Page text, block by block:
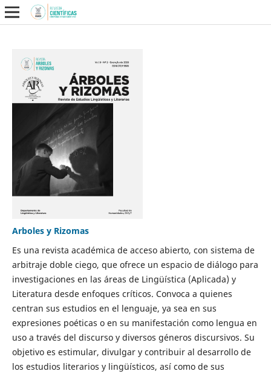
Arboles y Rizomas
Es una revista académica de acceso abierto, con sistema de
arbitraje doble ciego, que ofrece un espacio de diálogo para
investigaciones en las áreas de Lingüística (Aplicada) y
Literatura desde enfoques críticos. Convoca a quienes
centran sus estudios en el lenguaje, ya sea en sus
expresiones poéticas o en su manifestación como lengua en
uso a través del discurso y diversos géneros discursivos. Su
objetivo es estimular, divulgar y contribuir al desarrollo de
los estudios literarios y lingüísticos, así como de sus